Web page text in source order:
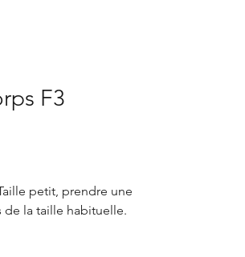
F3
petit, prendre une
de la taille habituelle.